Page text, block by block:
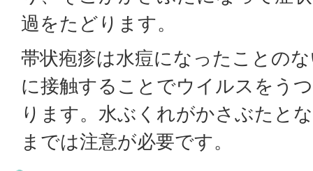
過をたどります。
帯状疱疹は水痘になったことの
に接触することでウイルスをう
ります。水ぶくれがかさぶたと
までは注意が必要です。